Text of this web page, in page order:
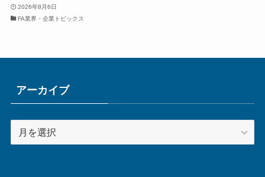
2026年8月6日
FA業界・企業トピックス
アーカイブ
ー